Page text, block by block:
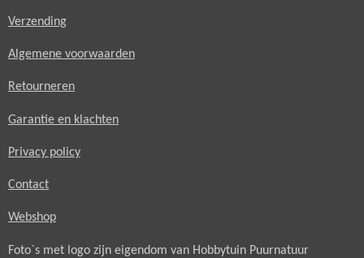
Verzending
Algemene voorwaarden
Retourneren
Garantie en klachten
Privacy policy
Contact
Webshop
Foto`s met logo zijn eigendom van Hobbytuin Puurnatuur